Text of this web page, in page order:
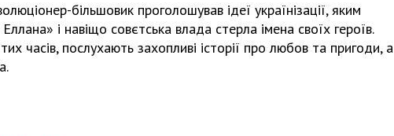
більшовик проголошував ідеї українізації, яким
і навіщо совєтська влада стерла імена своїх героїв.
часів, послухають захопливі історії про любов та пригоди, а